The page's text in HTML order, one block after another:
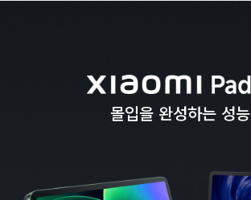
몰입을 완성하는 성능